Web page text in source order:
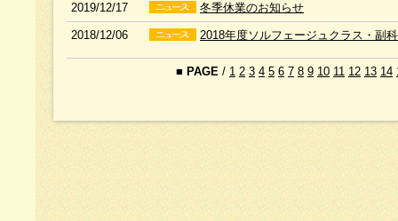
2019/12/17 冬季休業のお知らせ
2018/12/06 2018年度ソルフェージュクラス・副
■ PAGE / 1 2 3 4 5 6 7 8 9 10 11 12 13 14